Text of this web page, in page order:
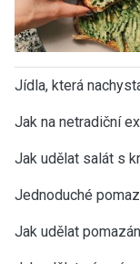
Jídla, která
Jak na netradiční
Jak udělat salát s
Jednoduché
Jak udělat